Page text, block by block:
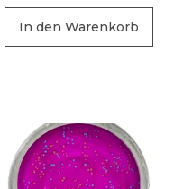
In den Warenkorb